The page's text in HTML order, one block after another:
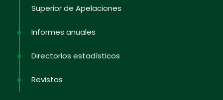
Superior de Apelaciones
Informes anuales
Directorios estadísticos
Revistas